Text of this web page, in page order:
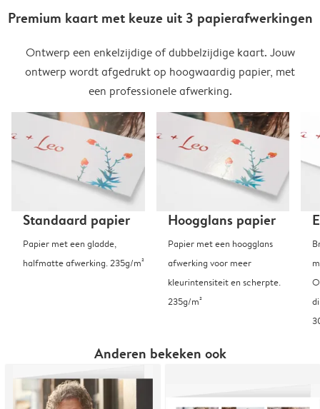
Premium kaart met keuze uit 3 papierafwerkingen
Ontwerp een enkelzijdige of dubbelzijdige kaart. Jouw
ontwerp wordt afgedrukt op hoogwaardig papier, met
een professionele afwerking.
Standaard papier
Papier met een gladde,
halfmatte afwerking. 235g/m²
Hoogglans papier
Papier met een hoogglans
afwerking voor meer
kleurintensiteit en scherpte.
235g/m²
Anderen bekeken ook